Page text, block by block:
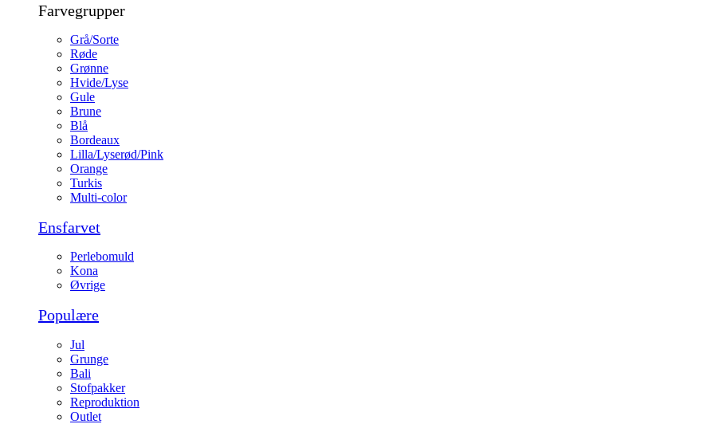
Farvegrupper
Grå/Sorte
Røde
Grønne
Hvide/Lyse
Gule
Brune
Blå
Bordeaux
Lilla/Lyserød/Pink
Orange
Turkis
Multi-color
Ensfarvet
Perlebomuld
Kona
Øvrige
Populære
Jul
Grunge
Bali
Stofpakker
Reproduktion
Outlet